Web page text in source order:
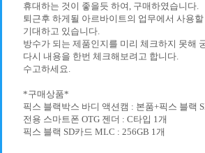
휴대하는 것이 좋을듯 하여, 구매하였습니다.
퇴근후 하게될 아르바이트의 업무에서 사용
기대하고 있습니다.
방수가 되는 제품인지를 미리 체크하지 못해
다시 내용을 한번 체크해보려고 합니다.
수고하세요.
*구매상품*
픽스 블랙박스 바디 액션캠 : 본품+픽스 블랙
전용 스마트폰 OTG 젠더 : C타입 1개
픽스 블랙 SD카드 MLC : 256GB 1개